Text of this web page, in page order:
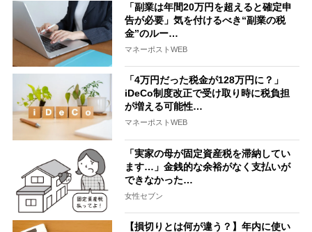
「副業は年間20万円を超えると確定申
告が必要」気を付けるべき“副業の税
金”のルー…
マネーポストWEB
「4万円だった税金が128万円に？」
iDeCo制度改正で受け取り時に税負担
が増える可能性…
マネーポストWEB
「実家の母が固定資産税を滞納してい
ます…」金銭的な余裕がなく支払いが
できなかった…
女性セブン
【損切りとは何が違う？】年内に使い